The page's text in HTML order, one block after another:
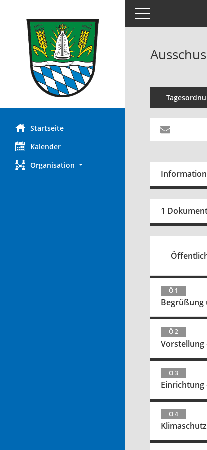
Startseite
Kalender
Organisation
Toggle navigation
1
Ö 1
Begrüßung
Ö 2
Vorstellung
Ö 3
Einrichtung
Ö 4